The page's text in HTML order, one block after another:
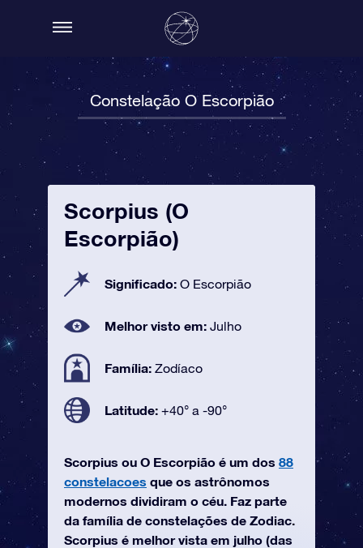
Constelação O Escorpião
Scorpius (O
Escorpião)
Significado: O Escorpião
Melhor visto em: Julho
Família: Zodíaco
Latitude: +40° a -90°
Scorpius ou O Escorpião é um dos 88
constelacoes que os astrônomos
modernos dividiram o céu. Faz parte
da família de constelações de Zodiac.
Scorpius é melhor vista em julho (das